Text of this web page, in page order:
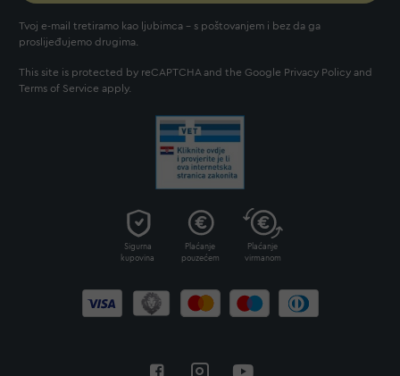
Tvoj e-mail tretiramo kao ljubimca - s poštovanjem i bez da ga
proslijeđujemo drugima.
This site is protected by reCAPTCHA and the Google Privacy Policy and
Terms of Service apply.
Sigurna
kupovina
Plaćanje
pouzećem
Plaćanje
virmanom